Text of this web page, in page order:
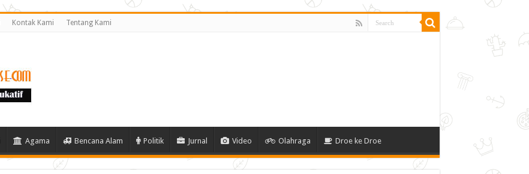
Kontak Kami Tentang Kami
Agama Bencana Alam Politik Jurnal Video Olahraga Droe ke Droe